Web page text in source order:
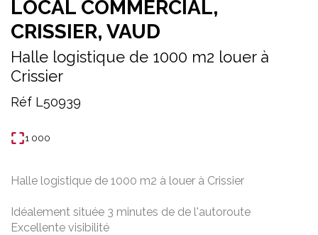
LOCAL COMMERCIAL,
CRISSIER, VAUD
Halle logistique de 1000 m2 louer à
Crissier
Réf L50939
1 000
Halle logistique de 1000 m2 à louer à Crissier
Idéalement située 3 minutes de de l'autoroute
Excellente visibilité